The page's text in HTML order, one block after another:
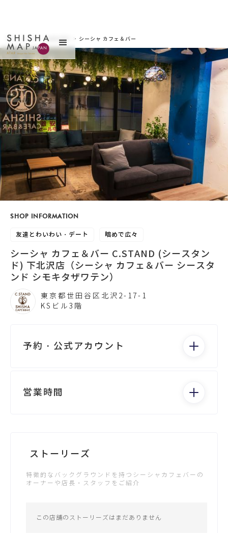
サイトトップ > お店を探す > シーシャ カフェ＆バー
C.STAND (シースタン
ド) 下北沢店（シーシャ
カフェ＆バー シースタ
ンド シモキタザワテ
ン）
SHOP INFORMATION
友達とわいわい・デート 暗めで広々
シーシャ カフェ＆バー C.STAND (シースタン
ド) 下北沢店（シーシャ カフェ＆バー シースタ
ンド シモキタザワテン）
東京都世田谷区北沢2-17-1
KSビル3階
予約・公式アカウント
電話する
営業時間
木：13:00 - 5:00
土：13:00 - 5:00
日：13:00 - 5:00
ストーリーズ
特徴的なバックグラウンドを持つシーシャカフェバーの
オーナーや店長・スタッフをご紹介
この店舗のストーリーズはまだありません